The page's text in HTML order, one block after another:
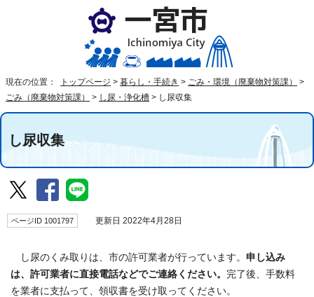
現在の位置： トップページ > 暮らし・手続き > ごみ・環境（廃棄物対策課）
>
ごみ（廃棄物対策課）
> し尿・浄化槽 > し尿収集
し尿収集
ページID 1001797 更新日 2022年4月28日
し尿のくみ取りは、市の許可業者が行っています。 申し込み
は、許可業者に直接電話などでご連絡ください。 完了後、手数料
を業者に支払って、領収書を受け取ってください。